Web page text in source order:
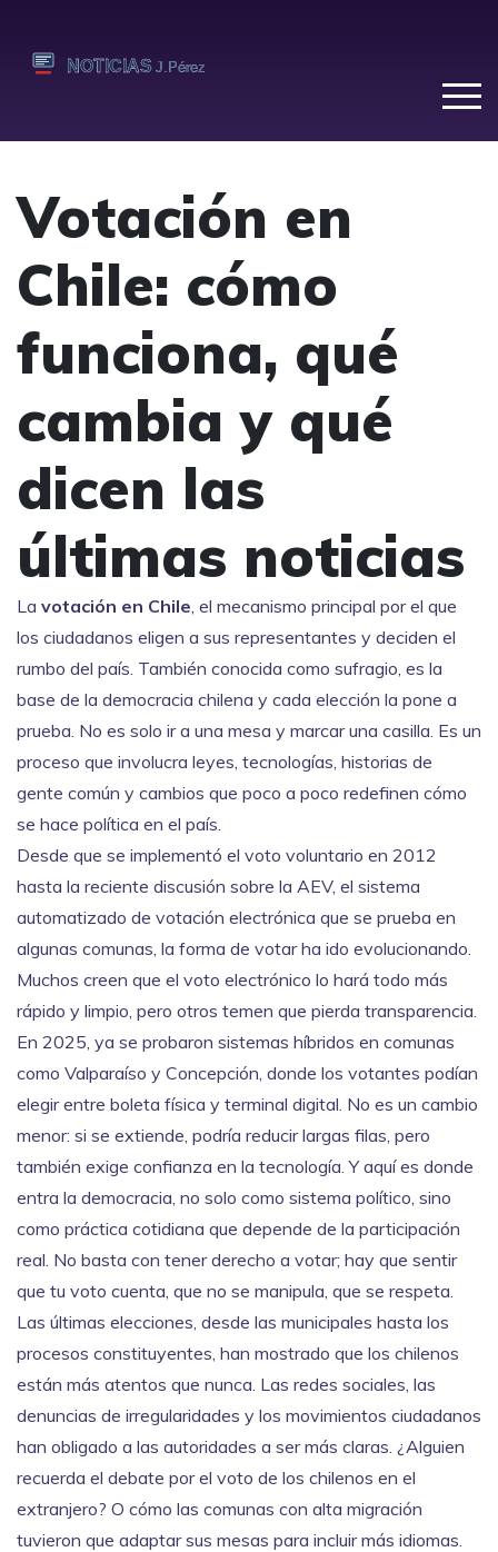
Votación en
Chile: cómo
funciona, qué
cambia y qué
dicen las
últimas noticias
La votación en Chile, el mecanismo principal por el que
los ciudadanos eligen a sus representantes y deciden el
rumbo del país. También conocida como sufragio, es la
base de la democracia chilena y cada elección la pone a
prueba. No es solo ir a una mesa y marcar una casilla. Es un
proceso que involucra leyes, tecnologías, historias de
gente común y cambios que poco a poco redefinen cómo
se hace política en el país.
Desde que se implementó el voto voluntario en 2012
hasta la reciente discusión sobre la AEV, el sistema
automatizado de votación electrónica que se prueba en
algunas comunas, la forma de votar ha ido evolucionando.
Muchos creen que el voto electrónico lo hará todo más
rápido y limpio, pero otros temen que pierda transparencia.
En 2025, ya se probaron sistemas híbridos en comunas
como Valparaíso y Concepción, donde los votantes podían
elegir entre boleta física y terminal digital. No es un cambio
menor: si se extiende, podría reducir largas filas, pero
también exige confianza en la tecnología. Y aquí es donde
entra la democracia, no solo como sistema político, sino
como práctica cotidiana que depende de la participación
real. No basta con tener derecho a votar; hay que sentir
que tu voto cuenta, que no se manipula, que se respeta.
Las últimas elecciones, desde las municipales hasta los
procesos constituyentes, han mostrado que los chilenos
están más atentos que nunca. Las redes sociales, las
denuncias de irregularidades y los movimientos ciudadanos
han obligado a las autoridades a ser más claras. ¿Alguien
recuerda el debate por el voto de los chilenos en el
extranjero? O cómo las comunas con alta migración
tuvieron que adaptar sus mesas para incluir más idiomas.